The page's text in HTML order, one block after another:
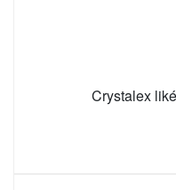
Crystalex